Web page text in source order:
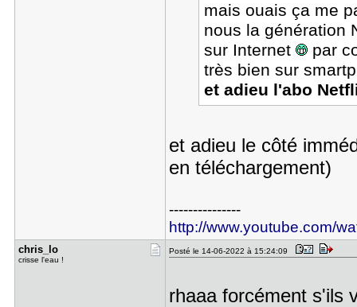
mais ouais ça me
nous la génération
sur Internet
par
très bien sur
et adieu l'abo
et adieu le côté
en téléchargement)
---------------
http://www.youtube.com/
chris_lo
crisse l'eau !
Posté le 14-06-2022 à 15:24:09
rhaaa forcément s'ils